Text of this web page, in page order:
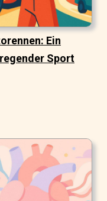
Ein
Sport